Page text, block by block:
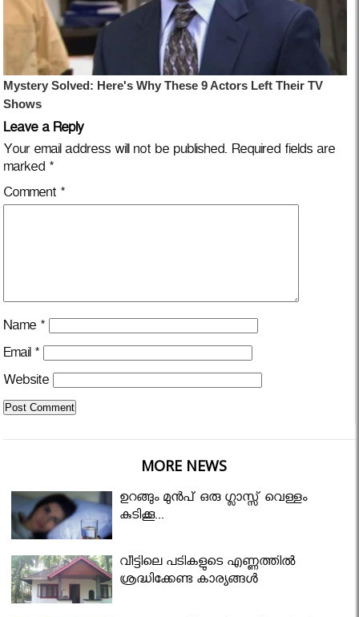
Leave a Reply
Your email address will not be published. Required fields are
marked *
Comment *
Name *
Email *
Website
MORE NEWS
ഉറങ്ങും മുന്‍പ് ഒരു ഗ്ലാസ്സ് വെള്ളം
കുടിക്കൂ...
വീട്ടിലെ പടികളുടെ എണ്ണത്തിൽ
ശ്രദ്ധിക്കേണ്ട കാര്യങ്ങൾ